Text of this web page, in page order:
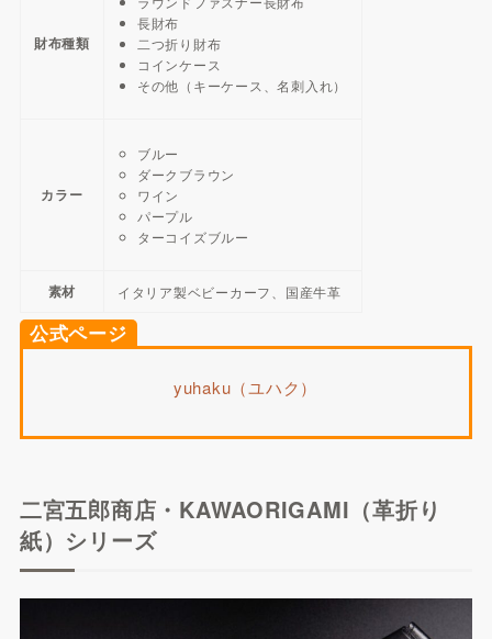
財布種類
長財布
二つ折り財布
コインケース
その他（キーケース、名刺入れ）
カラー
ブルー
ダークブラウン
ワイン
パープル
ターコイズブルー
素材 イタリア製ベビーカーフ、国産牛革
公式ページ
yuhaku（ユハク）
二宮五郎商店・KAWAORIGAMI（革折り
紙）シリーズ